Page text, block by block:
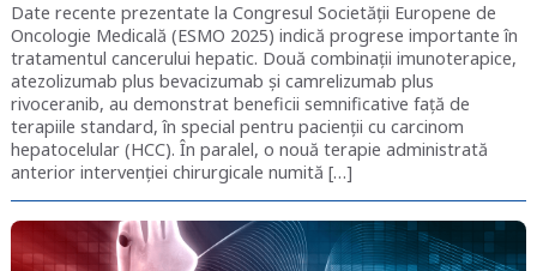
Date recente prezentate la Congresul Societății Europene de
Oncologie Medicală (ESMO 2025) indică progrese importante în
tratamentul cancerului hepatic. Două combinații imunoterapice,
atezolizumab plus bevacizumab și camrelizumab plus
rivoceranib, au demonstrat beneficii semnificative față de
terapiile standard, în special pentru pacienții cu carcinom
hepatocelular (HCC). În paralel, o nouă terapie administrată
anterior intervenției chirurgicale numită […]